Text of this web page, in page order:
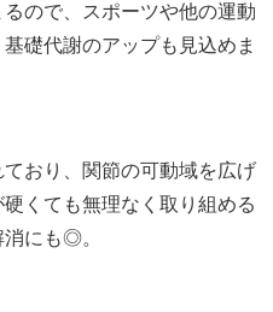
ので、スポーツや他の運動
礎代謝のアップも見込めま
おり、関節の可動域を広げ
くても無理なく取り組める
にも◎。